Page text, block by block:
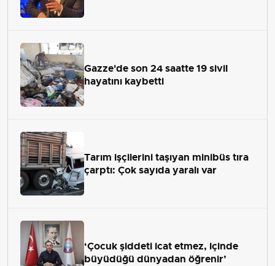
Gazze'de son 24 saatte 19 sivil
hayatını kaybetti
Tarım işçilerini taşıyan minibüs tıra
çarptı: Çok sayıda yaralı var
‘Çocuk şiddeti icat etmez, içinde
büyüdüğü dünyadan öğrenir’